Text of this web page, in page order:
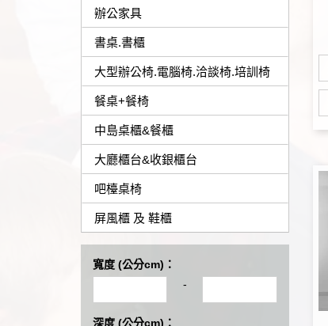
辦公家具
書桌.書櫃
大型辦公椅.電腦椅.洽談椅.培訓椅
餐桌+餐椅
中島桌櫃&餐櫃
大廳櫃台&收銀櫃台
吧檯桌椅
屏風櫃 及 鞋櫃
寬度 (公分cm)：
-
深度 (公分cm)：